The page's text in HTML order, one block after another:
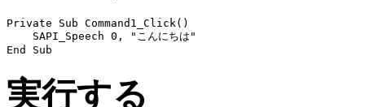
Private Sub Command1_Click()
    SAPI_Speech 0, "こんにちは"
実行する